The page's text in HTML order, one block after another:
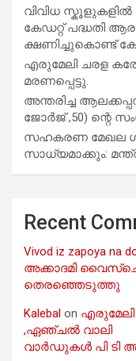
വിവിധ
കേഡറ്റ് പദ്ധതി
ക്ഷണിച്ചുകൊണ്ട്
എരുമേലി ചരള
മരണപ്പെട്ടു.
അന്തരിച്ച
ജോർജ് ,50) ന്റെ
സഹകരണ മേഖല
സാധ്യമാക്കും:
Recent
Vivod iz zapoya na
അക്കാദമി
തെരഞ്ഞെടുത്തു
Kalebal on
,ഏഞ്ചൽ വാലി
വാർഡുകൾ പി ടി